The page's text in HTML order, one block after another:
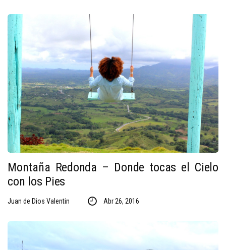
Montaña Redonda – Donde tocas el Cielo
con los Pies
Juan de Dios Valentin Abr 26, 2016